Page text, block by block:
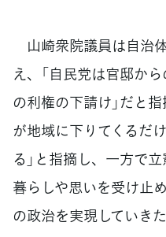
山崎衆院議員は自治
え、「自民党は官邸か
の利権の下請け」だと
が地域に下りてくるだ
る」と指摘し、一方で
暮らしや思いを受け止
の政治を実現していき